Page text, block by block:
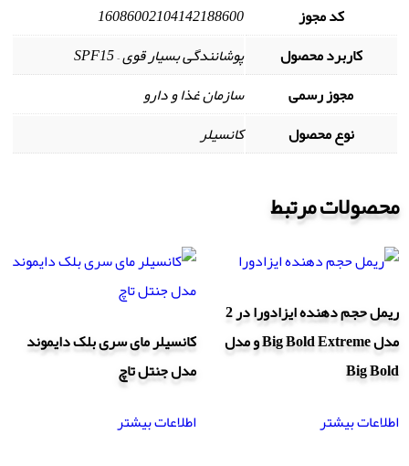
کد مجوز
16086002104142188600
کاربرد محصول
پوشانندگی بسیار قوی – SPF15
مجوز رسمی
سازمان غذا و دارو
نوع محصول
کانسیلر
محصولات مرتبط
ریمل حجم دهنده ایزادورا در 2
مدل Big Bold Extreme و مدل
Big Bold
اطلاعات بیشتر
کانسیلر مای سری بلک دایموند
مدل جنتل تاچ
اطلاعات بیشتر